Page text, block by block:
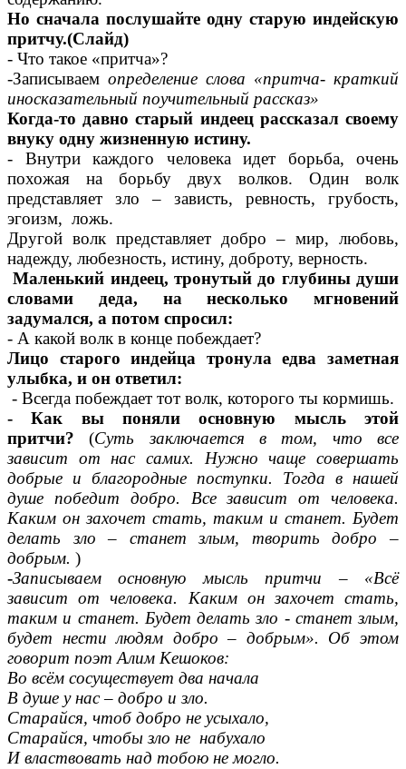
Но сначала послушайте одну старую индейскую
притчу.(Слайд)
- Что такое «притча»?
-Записываем определение слова «притча- краткий
иносказательный поучительный рассказ»
Когда-то давно старый индеец рассказал своему
внуку одну жизненную истину.
- Внутри каждого человека идет борьба, очень
похожая на борьбу двух волков. Один волк
представляет зло – зависть, ревность, грубость,
эгоизм, ложь.
Другой волк представляет добро – мир, любовь,
надежду, любезность, истину, доброту, верность.
Маленький индеец, тронутый до глубины души
словами деда, на несколько мгновений
задумался, а потом спросил:
- А какой волк в конце побеждает?
Лицо старого индейца тронула едва заметная
улыбка, и он ответил:
- Всегда побеждает тот волк, которого ты кормишь.
- Как вы поняли основную мысль этой
притчи? (Суть заключается в том,
что все
зависит от нас самих. Нужно чаще совершать
добрые и благородные поступки. Тогда в нашей
душе победит добро. Все зависит от человека.
Каким он захочет стать, таким и станет. Будет
делать зло – станет злым, творить добро –
добрым. )
-Записываем основную мысль притчи – «Всё
зависит от человека. Каким он захочет стать,
таким и станет. Будет делать зло - станет злым,
будет нести людям добро – добрым». Об этом
говорит поэт Алим Кешоков:
Во всём сосуществует два начала
В душе у нас – добро и зло.
Старайся, чтоб добро не усыхало,
Старайся, чтобы зло не набухало
И властвовать над тобою не могло.